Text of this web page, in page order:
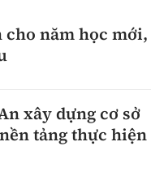
cho năm học mới,
xây dựng cơ sở
tảng thực hiện